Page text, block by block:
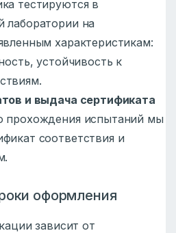
тестируются в
лаборатории на
характеристикам:
устойчивость к
и выдача сертификата
прохождения испытаний мы
соответствия и
оформления
зависит от